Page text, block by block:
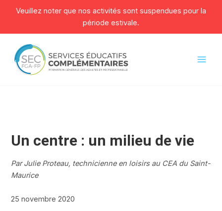
Veuillez noter que nos activités sont suspendues pour la
période estivale.
contenu
Un centre : un milieu de vie
Par Julie Proteau, technicienne en loisirs au CEA du Saint-
Maurice
25 novembre 2020